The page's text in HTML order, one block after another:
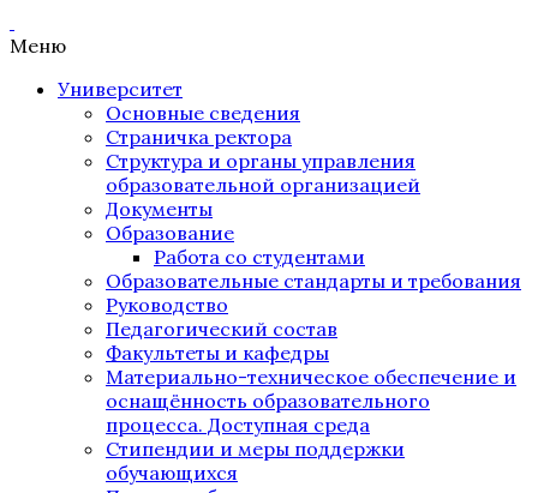
Меню
Университет
Основные сведения
Страничка ректора
Структура и органы управления
образовательной организацией
Документы
Образование
Работа со студентами
Образовательные стандарты и требования
Руководство
Педагогический состав
Факультеты и кафедры
Материально-техническое обеспечение и
оснащённость образовательного
процесса. Доступная среда
Стипендии и меры поддержки
обучающихся